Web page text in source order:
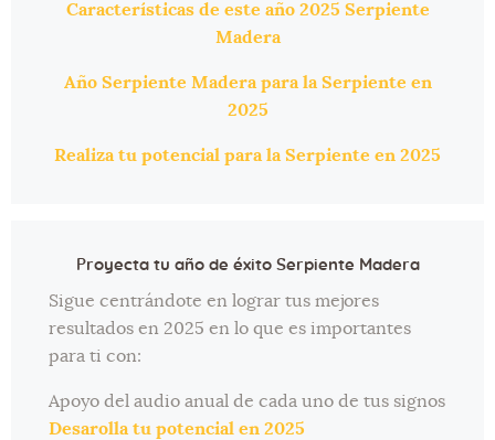
Características de este año 2025 Serpiente
Madera
Año Serpiente Madera para la Serpiente en
2025
Realiza tu potencial para la Serpiente en 2025
Proyecta tu año de éxito Serpiente Madera
Sigue centrándote en lograr tus mejores
resultados en 2025 en lo que es importantes
para ti con:
Apoyo del audio anual de cada uno de tus signos
Desarolla tu potencial en 2025